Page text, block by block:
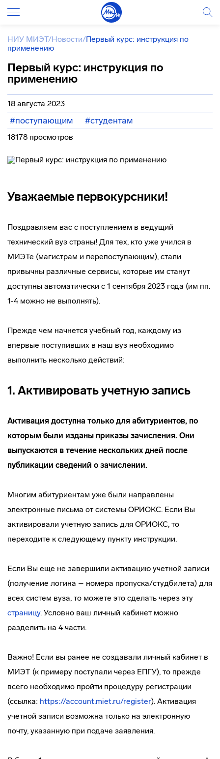
НИУ МИЭТ/Новости/Первый курс: инструкция по
применению
Первый курс: инструкция по
применению
18 августа 2023
#поступающим #студентам
18178 просмотров
Уважаемые первокурсники!
Поздравляем вас с поступлением в ведущий
технический вуз страны! Для тех, кто уже учился в
МИЭТе (магистрам и перепоступающим), стали
привычны различные сервисы, которые им станут
доступны автоматически с 1 сентября 2023 года (им пп.
1-4 можно не выполнять).
Прежде чем начнется учебный год, каждому из
впервые поступивших в наш вуз необходимо
выполнить несколько действий:
1. Активировать учетную запись
Активация доступна только для абитуриентов, по
которым были изданы приказы зачисления. Они
выпускаются в течение нескольких дней после
публикации сведений о зачислении.
Многим абитуриентам уже были направлены
электронные письма от системы ОРИОКС. Если Вы
активировали учетную запись для ОРИОКС, то
переходите к следующему пункту инструкции.
Если Вы еще не завершили активацию учетной записи
(получение логина – номера пропуска/студбилета) для
всех систем вуза, то можете это сделать через эту
страницу. Условно ваш личный кабинет можно
разделить на 4 части.
Важно! Если вы ранее не создавали личный кабинет в
МИЭТ (к примеру поступали через ЕПГУ), то прежде
всего необходимо пройти процедуру регистрации
(ссылка: https://account.miet.ru/register). Активация
учетной записи возможна только на электронную
почту, указанную при подаче заявления.